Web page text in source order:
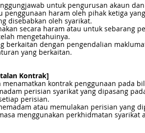
untuk pengurusan akaun
penggunaan haram oleh pihak ketiga
disebabkan oleh syarikat.
secara haram atau untuk sebarang
mengetahuinya.
berkaitan dengan pengendalian
yang berkaitan.
Kontrak]
menamatkan kontrak penggunaan pada
perisian syarikat yang dipasang
perisian.
atau memulakan perisian yang
menggunakan perkhidmatan